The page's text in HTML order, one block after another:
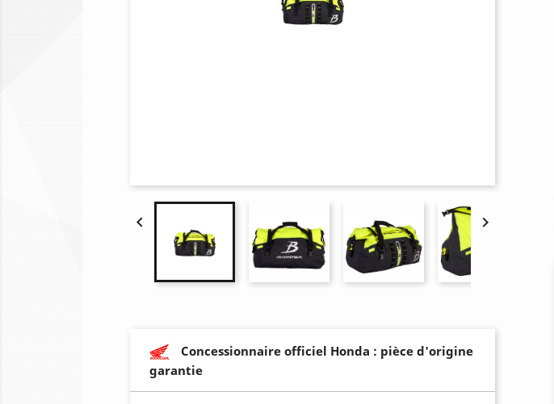
 
Concessionnaire officiel Honda : pièce d'origine
garantie